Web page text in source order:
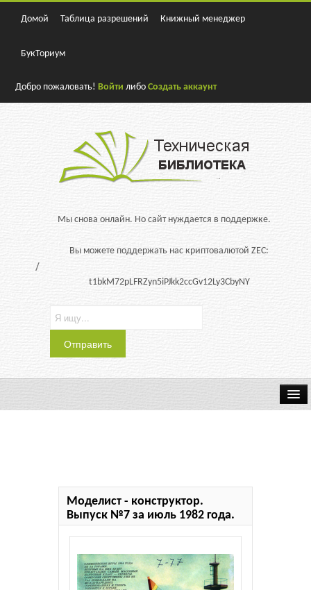
Домой Таблица разрешений Книжный менеджер
БукТориум
Добро пожаловать!Войти либоСоздать аккаунт
Мы снова онлайн. Но сайт нуждается в поддержке.
Вы можете поддержать нас криптовалютой ZEC:
t1bkM72pLFRZyn5iPJkk2ccGv12Ly3CbyNY
Моделист - конструктор.
Выпуск №7 за июль 1982 года.